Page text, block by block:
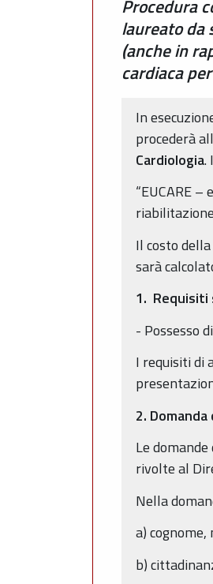
Procedura
laureato da
(anche in
cardiaca
In
procederà
Cardiologia.
“EUCARE
Il costo
sarà
1. Requisiti
- Possesso
I requisiti di
2.
Le
rivolte al
Nella
a)
b)